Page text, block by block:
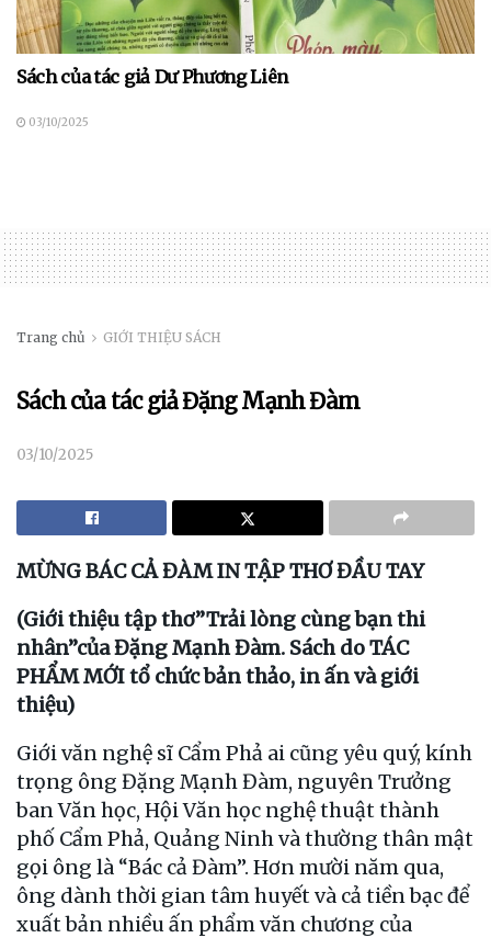
Sách của tác giả Dư Phương Liên
03/10/2025
Trang chủ GIỚI THIỆU SÁCH
Sách của tác giả Đặng Mạnh Đàm
03/10/2025
MỪNG BÁC CẢ ĐÀM IN TẬP THƠ ĐẦU TAY
(Giới thiệu tập thơ”Trải lòng cùng bạn thi
nhân”của Đặng Mạnh Đàm. Sách do TÁC
PHẨM MỚI tổ chức bản thảo, in ấn và giới
thiệu)
Giới văn nghệ sĩ Cẩm Phả ai cũng yêu quý, kính
trọng ông Đặng Mạnh Đàm, nguyên Trưởng
ban Văn học, Hội Văn học nghệ thuật thành
phố Cẩm Phả, Quảng Ninh và thường thân mật
gọi ông là “Bác cả Đàm”. Hơn mười năm qua,
ông dành thời gian tâm huyết và cả tiền bạc để
xuất bản nhiều ấn phẩm văn chương của